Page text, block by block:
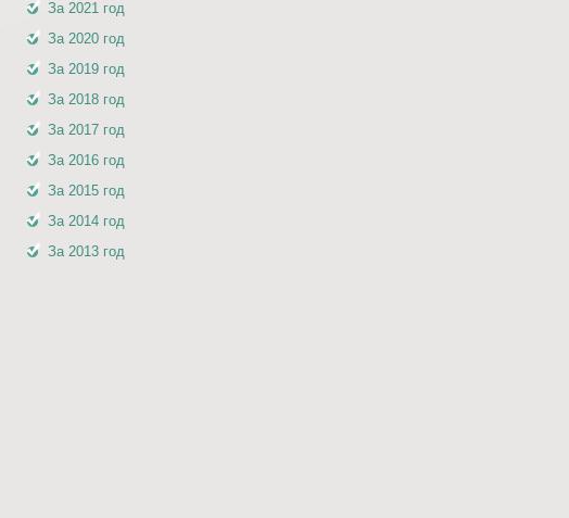
За 2021 год
За 2020 год
За 2019 год
За 2018 год
За 2017 год
За 2016 год
За 2015 год
За 2014 год
За 2013 год